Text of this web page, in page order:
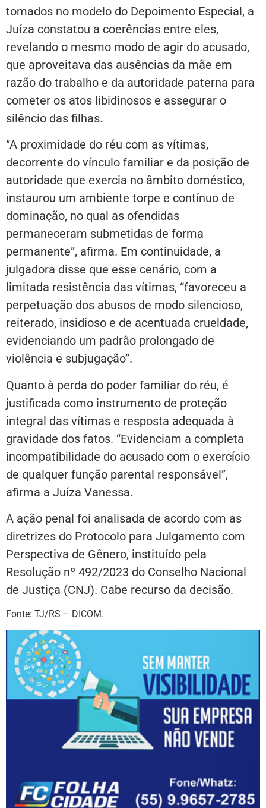
tomados no modelo do Depoimento Especial, a
Juíza constatou a coerências entre eles,
revelando o mesmo modo de agir do acusado,
que aproveitava das ausências da mãe em
razão do trabalho e da autoridade paterna para
cometer os atos libidinosos e assegurar o
silêncio das filhas.
“A proximidade do réu com as vítimas,
decorrente do vínculo familiar e da posição de
autoridade que exercia no âmbito doméstico,
instaurou um ambiente torpe e contínuo de
dominação, no qual as ofendidas
permaneceram submetidas de forma
permanente”, afirma. Em continuidade, a
julgadora disse que esse cenário, com a
limitada resistência das vítimas, “favoreceu a
perpetuação dos abusos de modo silencioso,
reiterado, insidioso e de acentuada crueldade,
evidenciando um padrão prolongado de
violência e subjugação”.
Quanto à perda do poder familiar do réu, é
justificada como instrumento de proteção
integral das vítimas e resposta adequada à
gravidade dos fatos. “Evidenciam a completa
incompatibilidade do acusado com o exercício
de qualquer função parental responsável”,
afirma a Juíza Vanessa.
A ação penal foi analisada de acordo com as
diretrizes do Protocolo para Julgamento com
Perspectiva de Gênero, instituído pela
Resolução nº 492/2023 do Conselho Nacional
de Justiça (CNJ). Cabe recurso da decisão.
Fonte: TJ/RS – DICOM.